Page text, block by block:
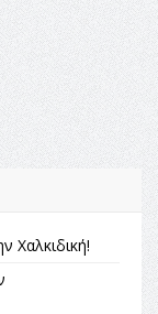
Χαλκιδική!